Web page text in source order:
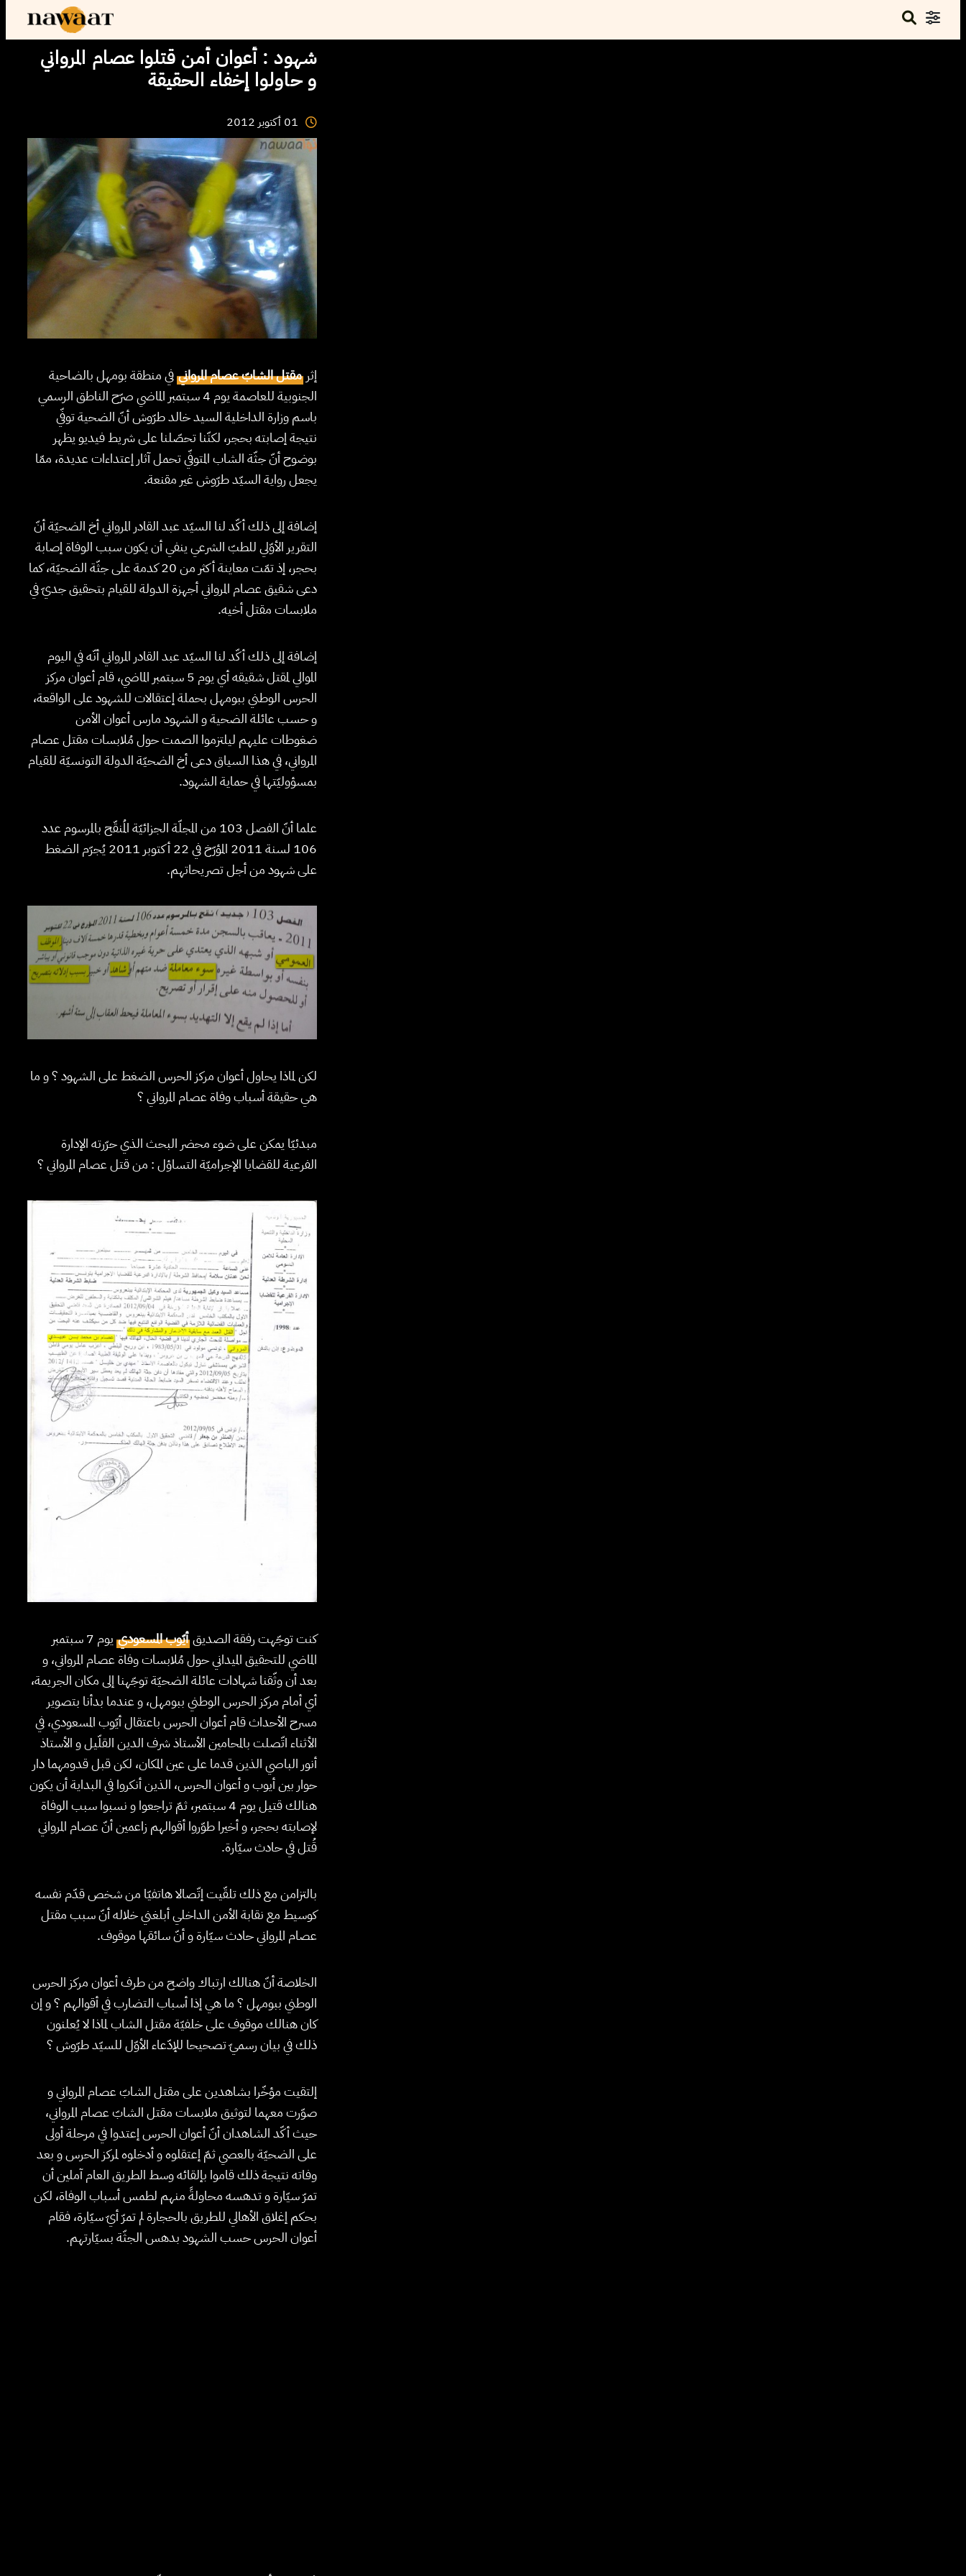
شهود : أعوان أمن قتلوا عصام المرواني
و حاولوا إخفاء الحقيقة
01 أكتوبر 2012
إثرمقتل الشابّ عصام المرواني في منطقة بومهل بالضاحية
الجنوبية للعاصمة يوم 4 سبتمبر الماضي صرّح الناطق الرسمي
باسم وزارة الداخلية السيد خالد طرّوش أنّ الضحية توفّي
نتيجة إصابته بحجر، لكنّنا تحصّلنا على شريط فيديو يظهر
بوضوح أنّ جثّة الشاب المتوفّي تحمل آثار إعتداءات عديدة، ممّا
يجعل رواية السيّد طرّوش غير مقنعة.
إضافة إلى ذلك أكّد لنا السيّد عبد القادر المرواني أخ الضحيّة أنّ
التقرير الأوّلي للطبّ الشرعي ينفي أن يكون سبب الوفاة إصابة
بحجر، إذ تمّت معاينة أكثر من 20 كدمة على جثّة الضحيّة، كما
دعى شقيق عصام المرواني أجهزة الدولة للقيام بتحقيق جديّ في
ملابسات مقتل أخيه.
إضافة إلى ذلك أكّد لنا السيّد عبد القادر المرواني أنّه في اليوم
الموالي لمقتل شقيقه أي يوم 5 سبتمبر الماضي، قام أعوان مركز
الحرس الوطني ببومهل بحملة إعتقالات للشهود على الواقعة،
و حسب عائلة الضحية و الشهود مارس أعوان الأمن
ضغوطات عليهم ليلتزموا الصمت حول مُلابسات مقتل عصام
المرواني، في هذا السياق دعى أخ الضحيّة الدولة التونسيّة للقيام
بمسؤوليّتها في حماية الشهود.
علما أنّ الفصل 103 من المجلّة الجزائيّة المُنقّح بالمرسوم عدد
106 لسنة 2011 المؤرّخ في 22 أكتوبر 2011 يُجرّم الضغط
على شهود من أجل تصريحاتهم.
لكن لماذا يحاول أعوان مركز الحرس الضغط على الشهود ؟ و ما
هي حقيقة أسباب وفاة عصام المرواني ؟
مبدئيّا يمكن على ضوء محضر البحث الذي حرّرته الإدارة
الفرعية للقضايا الإجراميّة التساؤل : من قتل عصام المرواني ؟
كنت توجّهت رفقة الصديقأيّوب المسعودي
يوم 7 سبتمبر
الماضي للتحقيق الميداني حول مُلابسات وفاة عصام المرواني، و
بعد أن وثّقنا شهادات عائلة الضحيّة توجّهنا إلى مكان الجريمة،
أي أمام مركز الحرس الوطني ببومهل، و عندما بدأنا بتصوير
مسرح الأحداث قام أعوان الحرس باعتقال أيّوب المسعودي، في
الأثناء اتّصلت بالمحامين الأستاذ شرف الدين القلّيل و الأستاذ
أنور الباصي الذين قدما على عين المكان، لكن قبل قدومهما دار
حوار بين أيوب و أعوان الحرس، الذين أنكروا في البداية أن يكون
هنالك قتيل يوم 4 سبتمبر، ثمّ تراجعوا و نسبوا سبب الوفاة
لإصابته بحجر، و أخيرا طوّروا أقوالهم زاعمين أنّ عصام المرواني
قُتل في حادث سيّارة.
بالتزامن مع ذلك تلقّيت إتّصالا هاتفيّا من شخص قدّم نفسه
كوسيط مع نقابة الأمن الداخلي أبلغني خلاله أنّ سبب مقتل
عصام المرواني حادث سيّارة و أنّ سائقها موقوف.
الخلاصة أنّ هنالك ارتباك واضح من طرف أعوان مركز الحرس
الوطني ببومهل ؟ ما هي إذا أسباب التضارب في أقوالهم ؟ و إن
كان هنالك موقوف على خلفيّة مقتل الشاب لماذا لا يُعلنون
ذلك في بيان رسميّ تصحيحا للإدّعاء الأوّل للسيّد طرّوش ؟
إلتقيت مؤخّرا بشاهدين على مقتل الشابّ عصام المرواني و
صوّرت معهما لتوثيق ملابسات مقتل الشابّ عصام المرواني،
حيث أكّد الشاهدان أنّ أعوان الحرس إعتدوا في مرحلة أولى
على الضحيّة بالعصي ثمّ إعتقلوه و أدخلوه لمركز الحرس و بعد
وفاته نتيجة ذلك قاموا بإلقائه وسط الطريق العام آملين أن
تمرّ سيّارة و تدهسه محاولةً منهم لطمس أسباب الوفاة، لكن
بحكم إغلاق الأهالي للطريق بالحجارة لم تمرّ أيّ سيّارة، فقام
أعوان الحرس حسب الشهود بدهس الجثّة بسيّارتهم.